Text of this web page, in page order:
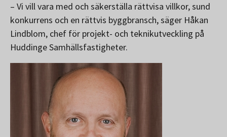
– Vi vill vara med och säkerställa rättvisa villkor, sund
konkurrens och en rättvis byggbransch, säger Håkan
Lindblom, chef för projekt- och teknikutveckling på
Huddinge Samhällsfastigheter.